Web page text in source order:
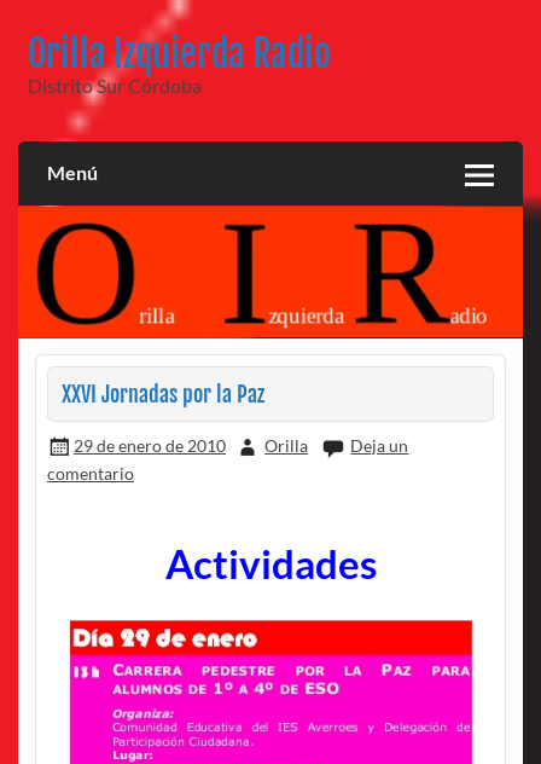
contenido
Orilla Izquierda Radio
Distrito Sur Córdoba
Menú
XXVI Jornadas por la Paz
29 de enero de 2010 Orilla
Deja un
comentario
Actividades